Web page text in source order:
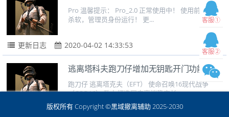
客服①
客服②
Pro 温馨提示： Pro_2.0 正常使用中！ 使用前，关闭
杀软，管理员身份运行！ 更...
更新日志 2020-04-02 14:33:53
逃离塔科夫跑刀仔增加无钥匙开门功能！
跑刀仔 逃离塔克夫（EFT） 使命召唤16现代战争
（COD16） 致力打造国内高端稳定长...
版权所有 Copyright ©黑域撤离辅助 2025-2030